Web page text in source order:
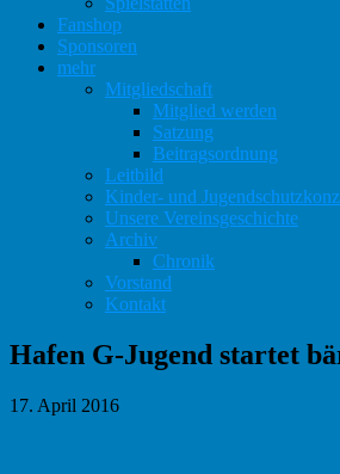
Fanshop
Sponsoren
mehr
Mitgliedschaft
Mitglied werden
Satzung
Beitragsordnung
Leitbild
Kinder- und
Unsere Vereinsgeschichte
Archiv
Chronik
Vorstand
Kontakt
Hafen G-Jugend startet
17. April 2016